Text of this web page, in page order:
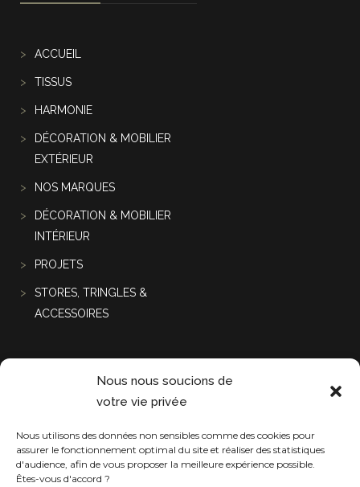
Nous nous soucions de
votre vie privée
Nous utilisons des données non sensibles comme des cookies pour
assurer le fonctionnement optimal du site et réaliser des statistiques
d'audience, afin de vous proposer la meilleure expérience possible.
Êtes-vous d'accord ?
ACCUEIL
TISSUS
HARMONIE
DÉCORATION & MOBILIER
EXTÉRIEUR
NOS MARQUES
DÉCORATION & MOBILIER
INTÉRIEUR
PROJETS
STORES, TRINGLES &
ACCESSOIRES
Projets récentes